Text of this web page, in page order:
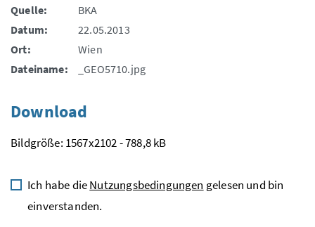
Quelle:
BKA
Datum:
22.05.2013
Ort:
Wien
Dateiname:
_GEO5710.jpg
Download
Bildgröße: 1567x2102 - 788,8 kB
Ich habe dieNutzungsbedingungen gelesen und bin
einverstanden.